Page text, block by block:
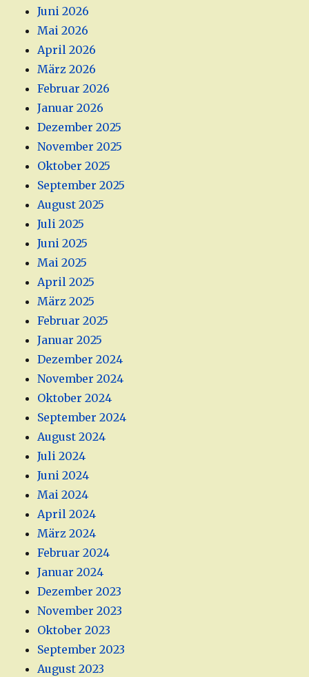
Juni 2026
Mai 2026
April 2026
März 2026
Februar 2026
Januar 2026
Dezember 2025
November 2025
Oktober 2025
September 2025
August 2025
Juli 2025
Juni 2025
Mai 2025
April 2025
März 2025
Februar 2025
Januar 2025
Dezember 2024
November 2024
Oktober 2024
September 2024
August 2024
Juli 2024
Juni 2024
Mai 2024
April 2024
März 2024
Februar 2024
Januar 2024
Dezember 2023
November 2023
Oktober 2023
September 2023
August 2023